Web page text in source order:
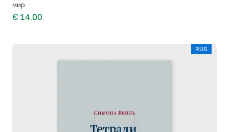
мир
€ 14.00
RUS